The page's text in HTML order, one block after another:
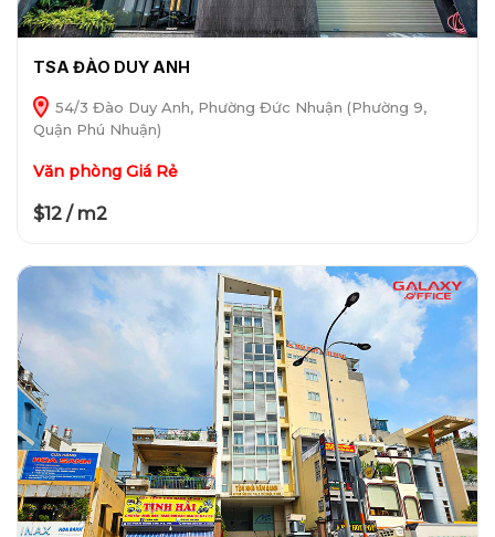
TSA ĐÀO DUY ANH
54/3 Đào Duy Anh, Phường Đức Nhuận (Phường 9,
Quận Phú Nhuận)
Văn phòng Giá Rẻ
$12 / m2